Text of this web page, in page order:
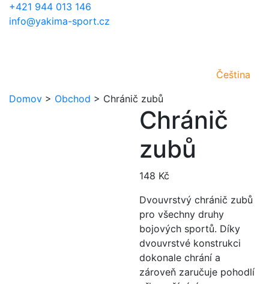
+421 944 013 146
info@yakima-sport.cz
Čeština
Domov > Obchod > Chránič zubů
Chránič
zubů
148 Kč
Dvouvrstvý chránič zubů
pro všechny druhy
bojových sportů. Díky
dvouvrstvé konstrukci
dokonale chrání a
zároveň zaručuje pohodlí